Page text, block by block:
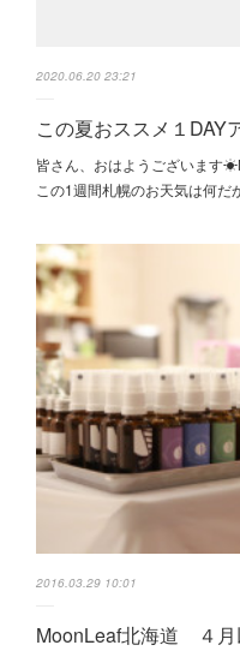
2020.06.20 23:21
この夏おススメ１DAY
皆さん、おはようございます
この1週間札幌のお天気は何
2016.03.29 10:01
MoonLeaf北海道 ４月